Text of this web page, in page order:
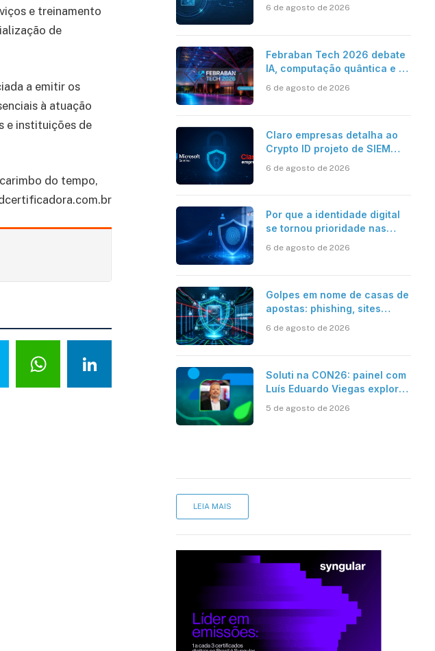
e treinamento
de
a emitir os
à atuação
e instituições de
do tempo,
TwitterWhatsApp
LinkedIn
6 de agosto de 2026
Febraban Tech 2026 debate
IA, computação quântica e os
bancária
6 de agosto de 2026
Claro empresas detalha ao
Crypto ID projeto de SIEM
resposta automatizada
6 de agosto de 2026
Por que a identidade digital
se tornou prioridade nas
6 de agosto de 2026
Golpes em nome de casas de
apostas: phishing, sites
6 de agosto de 2026
Soluti na CON26: painel com
Luís Eduardo Viegas explora
eficiência da Contabilidade
5 de agosto de 2026
LEIA MAIS